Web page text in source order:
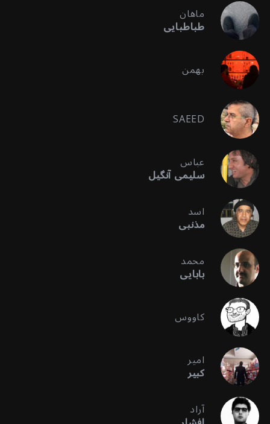
ماهان
طباطبایی
بهمن
SAEED
عباس
سلیمی آنگیل
اسد
مذنبی
محمد
بابایی
کاووس
امیر
کبیر
آراد